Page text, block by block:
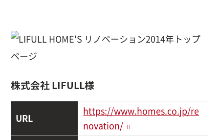
株式会社 LIFULL様
URL
https://www.homes.co.jp/re
novation/